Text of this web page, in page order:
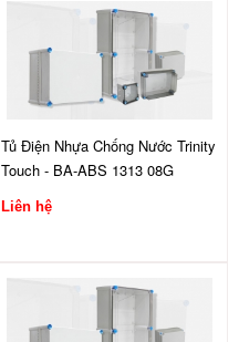
Tủ Điện Nhựa Chống Nước Trinity
Touch - BA-ABS 1313 08G
Liên hệ